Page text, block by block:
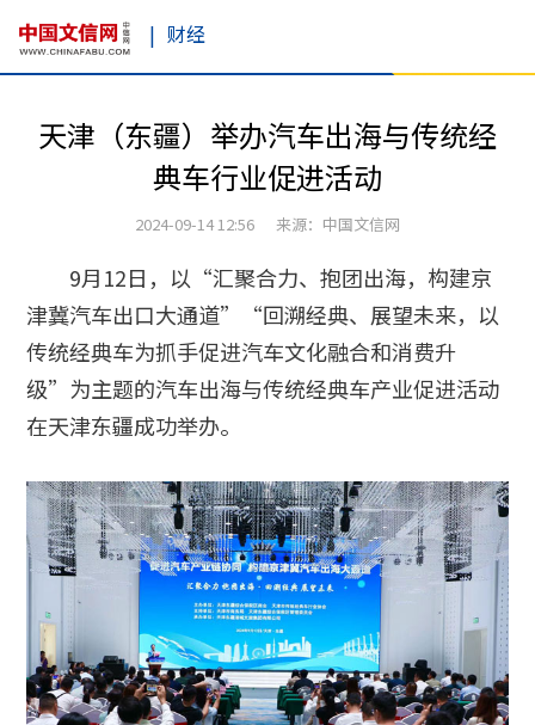
| 财经
天津（东疆）举办汽车出海与传统经
典车行业促进活动
2024-09-14 12:56 来源：中国文信网
9月12日，以“汇聚合力、抱团出海，构建京
津冀汽车出口大通道”“回溯经典、展望未来，以
传统经典车为抓手促进汽车文化融合和消费升
级”为主题的汽车出海与传统经典车产业促进活动
在天津东疆成功举办。